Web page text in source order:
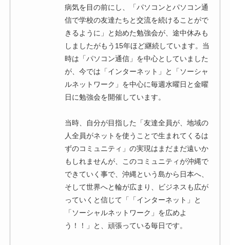
病気を目の前にし、「パソコンとパソコン通
信で学校の友達たちと交流を続けることがで
きるように」と始めた勉強会が、途中休みも
しましたがもう15年ほど継続しています。当
時は「パソコン通信」を中心としていました
が、今では「インターネット」と「ソーシャ
ルネットワーク」を中心に毎週水曜日と金曜
日に勉強会を開催しています。
当時、自分が目指した「友達全員が、地域の
人全員がネットを使うことで生まれてくるは
ずのコミュニティ」の実現はまだまだ遠いか
もしれませんが、このコミュニティが沖縄で
できていく事で、沖縄という島から日本へ、
そして世界へと輪が広まり、ビジネスも広が
っていくと信じて「「インターネット」と
「ソーシャルネットワーク」を広めよ
う！！」と、頑張っている毎日です。